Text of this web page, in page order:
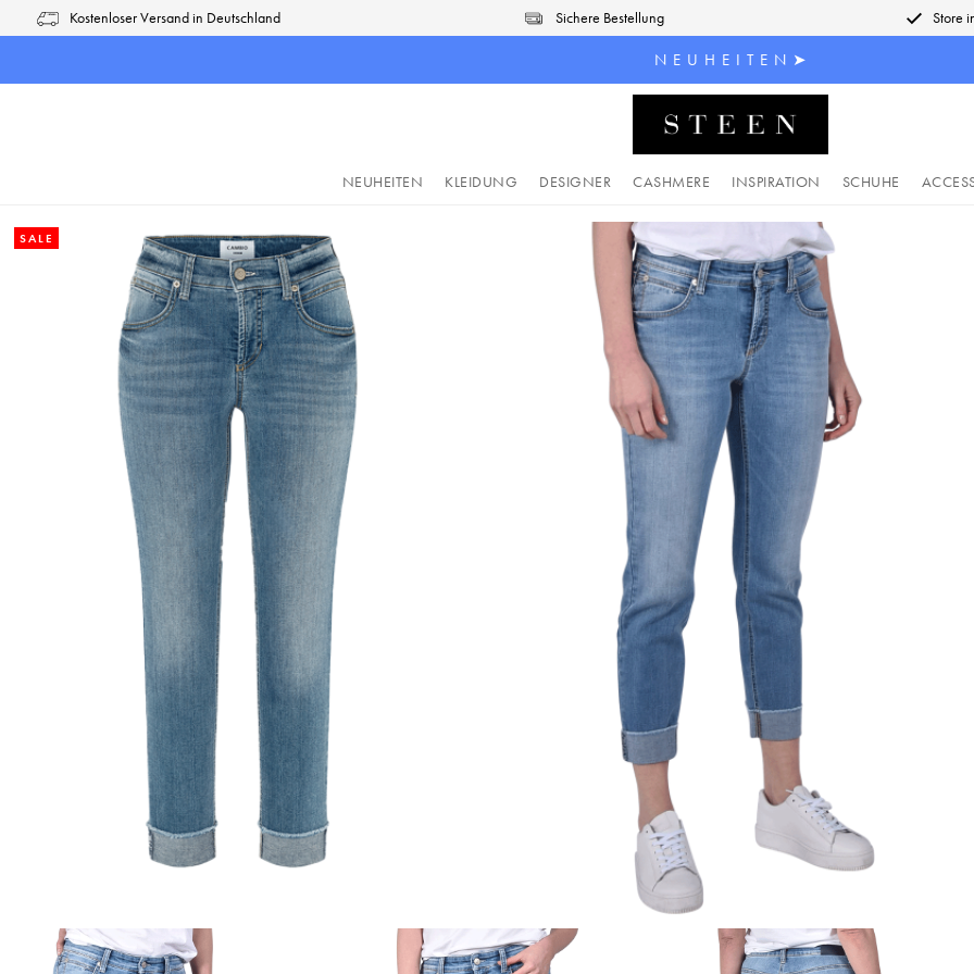
Zur Hauptnavigation springen
Kostenloser Versand in Deutschland Sichere Bestellung Store
N E U H E I T E N ➤
NEUHEITEN KLEIDUNG DESIGNER CASHMERE INSPIRATION SCHUHE
SALE